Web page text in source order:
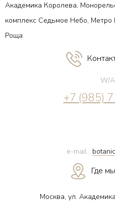
Академика Королева,
комплекс Седьмое Небо,
Роща
W/
+7 (985)
e-mail:
Где
Москва, ул.